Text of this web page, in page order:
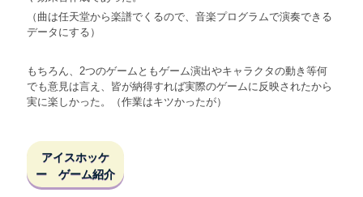
（曲は任天堂から楽譜でくるので、音楽プログラムで演奏できる
データにする）
もちろん、2つのゲームともゲーム演出やキャラクタの動き等何
でも意見は言え、皆が納得すれば実際のゲームに反映されたから
実に楽しかった。（作業はキツかったが）
アイスホッケ
ー ゲーム紹介